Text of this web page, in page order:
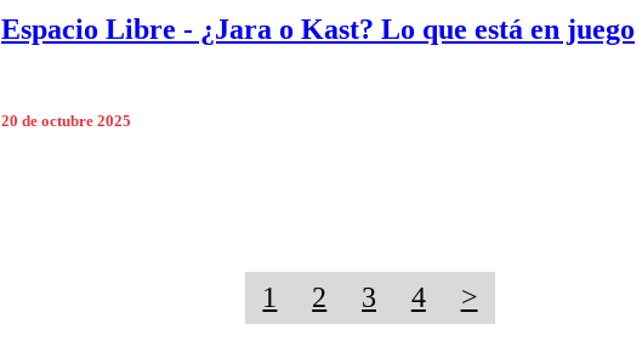
Espacio Libre - ¿Jara o Kast? Lo que está en juego
20 de octubre 2025
1 2 3 4 >